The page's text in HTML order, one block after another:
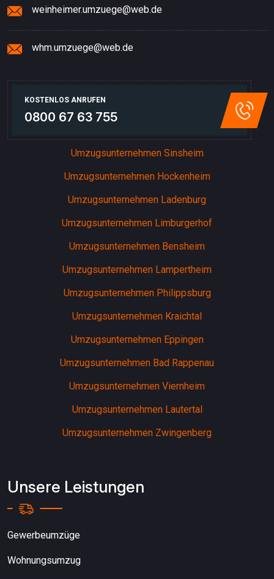
weinheimer.umzuege@web.de
whm.umzuege@web.de
KOSTENLOS ANRUFEN
0800 67 63 755
Umzugsunternehmen Sinsheim
Umzugsunternehmen Hockenheim
Umzugsunternehmen Ladenburg
Umzugsunternehmen Limburgerhof
Umzugsunternehmen Bensheim
Umzugsunternehmen Lampertheim
Umzugsunternehmen Philippsburg
Umzugsunternehmen Kraichtal
Umzugsunternehmen Eppingen
Umzugsunternehmen Bad Rappenau
Umzugsunternehmen Viernheim
Umzugsunternehmen Lautertal
Umzugsunternehmen Zwingenberg
Unsere Leistungen
Gewerbeumzüge
Wohnungsumzug